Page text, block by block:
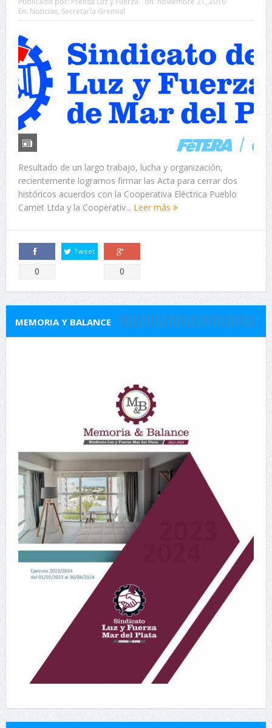
En: Noticias, Secretaría Gremial
Resultado de un largo trabajo, lucha y organización,
recientemente logramos firmar las Acta para cerrar dos
históricos acuerdos con la Cooperativa Eléctrica Pueblo
Camet Ltda y la Cooperativ... Leer más
Comparte
0
Tweet
Comparte
0
MEMORIA Y BALANCE